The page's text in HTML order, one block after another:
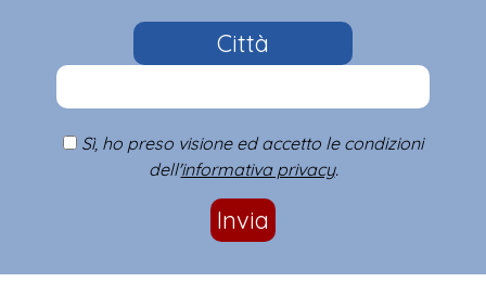
Città
Sì, ho preso visione ed accetto le condizioni
dell'informativa privacy.
Invia